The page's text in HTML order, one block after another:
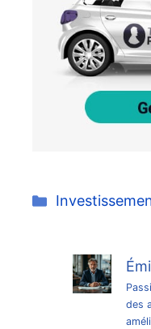
Catégories
des